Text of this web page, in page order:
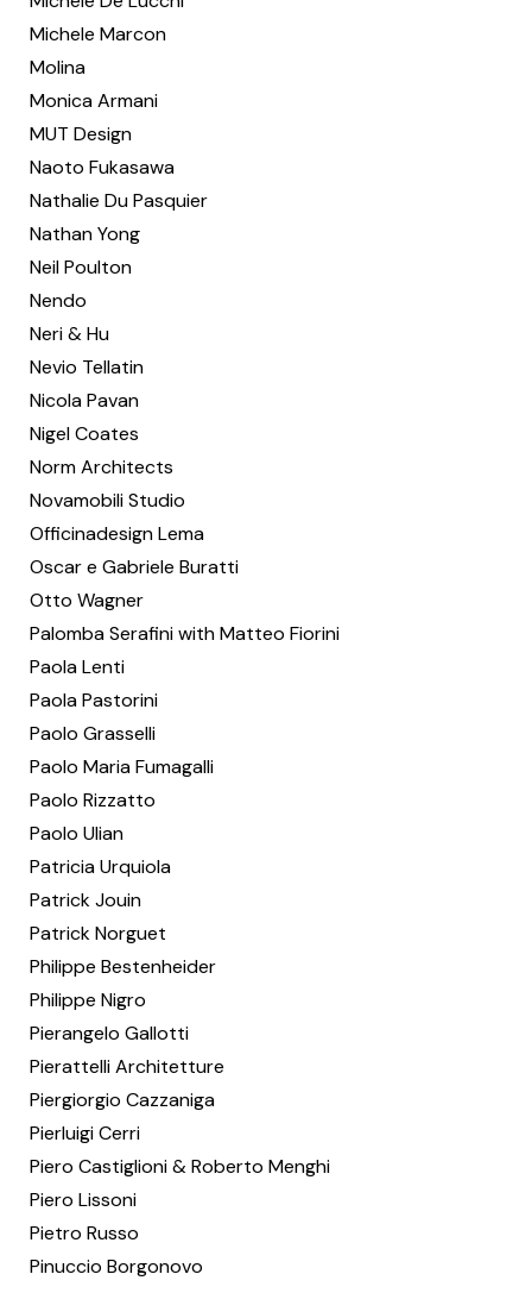
Michele Marcon
Molina
Monica Armani
MUT Design
Naoto Fukasawa
Nathalie Du Pasquier
Nathan Yong
Neil Poulton
Nendo
Neri & Hu
Nevio Tellatin
Nicola Pavan
Nigel Coates
Norm Architects
Novamobili Studio
Officinadesign Lema
Oscar e Gabriele Buratti
Otto Wagner
Palomba Serafini with Matteo Fiorini
Paola Lenti
Paola Pastorini
Paolo Grasselli
Paolo Maria Fumagalli
Paolo Rizzatto
Paolo Ulian
Patricia Urquiola
Patrick Jouin
Patrick Norguet
Philippe Bestenheider
Philippe Nigro
Pierangelo Gallotti
Pierattelli Architetture
Piergiorgio Cazzaniga
Pierluigi Cerri
Piero Castiglioni & Roberto Menghi
Piero Lissoni
Pietro Russo
Pinuccio Borgonovo